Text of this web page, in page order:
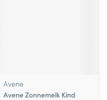
Avene
Avene Zonnemelk Kind